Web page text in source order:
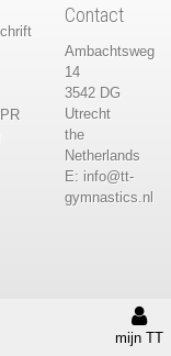
mijn TT
Contact
Ambachtsweg
14
3542 DG
Utrecht
the
Netherlands
E: info@tt-
gymnastics.nl